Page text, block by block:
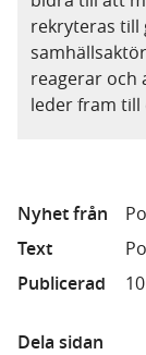
rekryteras till
reagerar och
leder fram
Nyhet från
Text
Publicerad
Dela sidan